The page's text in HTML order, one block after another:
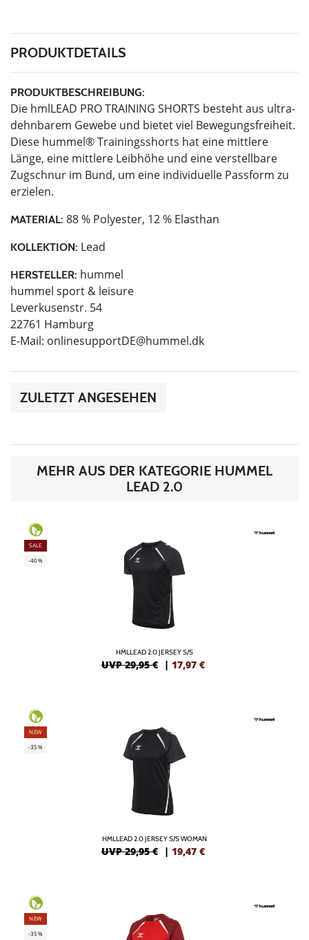
PRODUKTDETAILS
PRODUKTBESCHREIBUNG:
Die hmlLEAD PRO TRAINING SHORTS besteht aus ultra-
dehnbarem Gewebe und bietet viel Bewegungsfreiheit.
Diese hummel® Trainingsshorts hat eine mittlere
Länge, eine mittlere Leibhöhe und eine verstellbare
Zugschnur im Bund, um eine individuelle Passform zu
erzielen.
MATERIAL: 88 % Polyester, 12 % Elasthan
KOLLEKTION: Lead
HERSTELLER: hummel
hummel sport & leisure
Leverkusenstr. 54
22761 Hamburg
E-Mail: onlinesupportDE@hummel.dk
ZULETZT ANGESEHEN
MEHR AUS DER KATEGORIE HUMMEL
LEAD 2.0
SALE
-40%
HMLLEAD 2.0 JERSEY S/S
UVP 29,95 € | 17,97 €
NEW
-35%
HMLLEAD 2.0 JERSEY S/S WOMAN
UVP 29,95 € | 19,47 €
NEW
-35%